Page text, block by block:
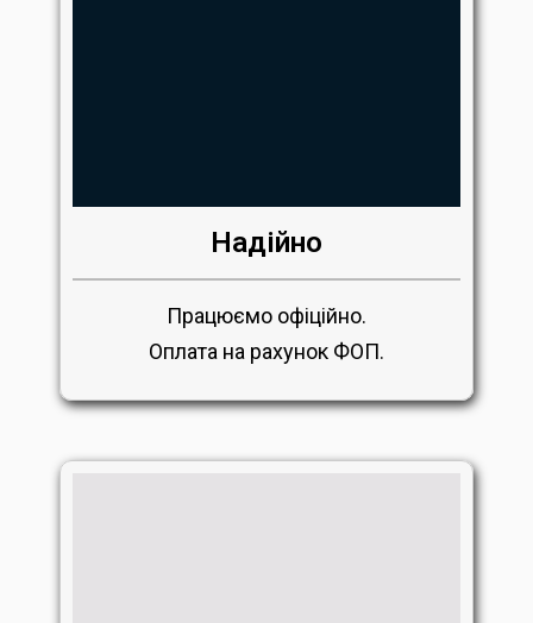
Надійно
Працюємо офіційно.
Оплата на рахунок ФОП.